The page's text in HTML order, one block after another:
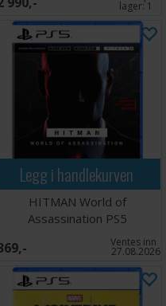
tilskudd til familiesagaen.
lag nye
Edition lanseres til PS5
lager:1
Legg i handlekurven
HITMAN World of
Assassination PS5
Ventes inn
27.08.2026